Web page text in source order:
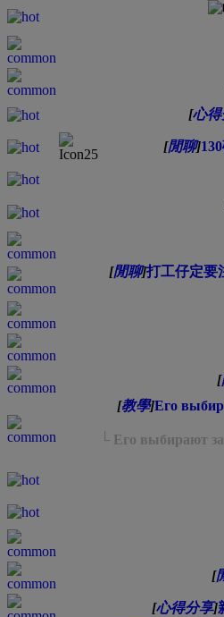
[心
[閒聊]
[閒聊]打工仔定要
[
[教學]Его
└ Его выбирают
[
[心得分享]